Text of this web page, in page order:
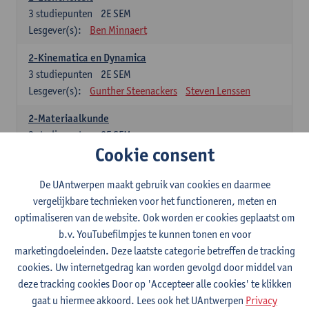
2E SEM
3 studiepunten
Lesgever(s):
Ben Minnaert
2-Kinematica en Dynamica
2E SEM
3 studiepunten
Lesgever(s):
Gunther Steenackers Steven Lenssen
2-Materiaalkunde
2E SEM
3studiepunten
Linda Beenaerts
2-Wiskunde
2E SEM
studiepunten
Lesgever(s):
Rudi Penne Jeffrey Cornelis
Kris Annaert
Stijn Dierckx
Annelies Fabri
Senne Ignoul
Specifiek deel
15 studiepunten
Cookie consent
De UAntwerpen maakt gebruik van cookies en daarmee
vergelijkbare technieken voor het functioneren, meten en
optimaliseren van de website. Ook worden er cookies geplaatst om
b.v. YouTubefilmpjes te kunnen tonen en voor
marketingdoeleinden. Deze laatste categorie betreffen de tracking
cookies. Uw internetgedrag kan worden gevolgd door middel van
deze tracking cookies Door op 'Accepteer alle cookies' te klikken
gaat u hiermee akkoord. Lees ook het UAntwerpen Privacy